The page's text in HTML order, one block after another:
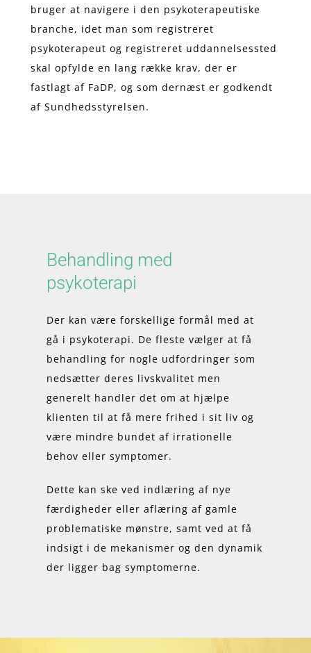
bruger at navigere i den psykoterapeutiske
branche, idet man som registreret
psykoterapeut og registreret uddannelsessted
skal opfylde en lang række krav, der er
fastlagt af FaDP, og som dernæst er godkendt
af Sundhedsstyrelsen.
Behandling med
psykoterapi
Der kan være forskellige formål med at
gå i psykoterapi. De fleste vælger at få
behandling for nogle udfordringer som
nedsætter deres livskvalitet men
generelt handler det om at hjælpe
klienten til at få mere frihed i sit liv og
være mindre bundet af irrationelle
behov eller symptomer.
Dette kan ske ved indlæring af nye
færdigheder eller aflæring af gamle
problematiske mønstre, samt ved at få
indsigt i de mekanismer og den dynamik
der ligger bag symptomerne.